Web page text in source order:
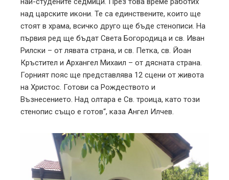
над царските икони. Те са единствените, които ще
стоят в храма, всичко друго ще бъде стенописи. На
първия ред ще бъдат Света Богородица и св. Иван
Рилски – от лявата страна, и св. Петка, св. Йоан
Кръстител и Архангел Михаил – от дясната страна.
Горният пояс ще представлява 12 сцени от живота
на Христос. Готови са Рождеството и
Възнесението. Над олтара е Св. троица, като този
стенопис също е готов“, каза Ангел Илчев.